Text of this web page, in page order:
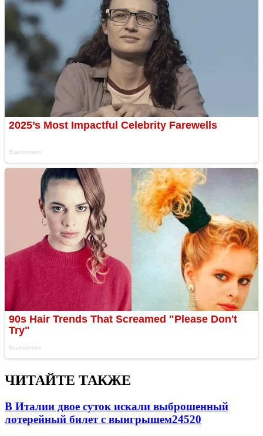
ЧИТАЙТЕ ТАКЖЕ
В Италии двое суток искали выброшенный
лотерейный билет с выигрышем24520